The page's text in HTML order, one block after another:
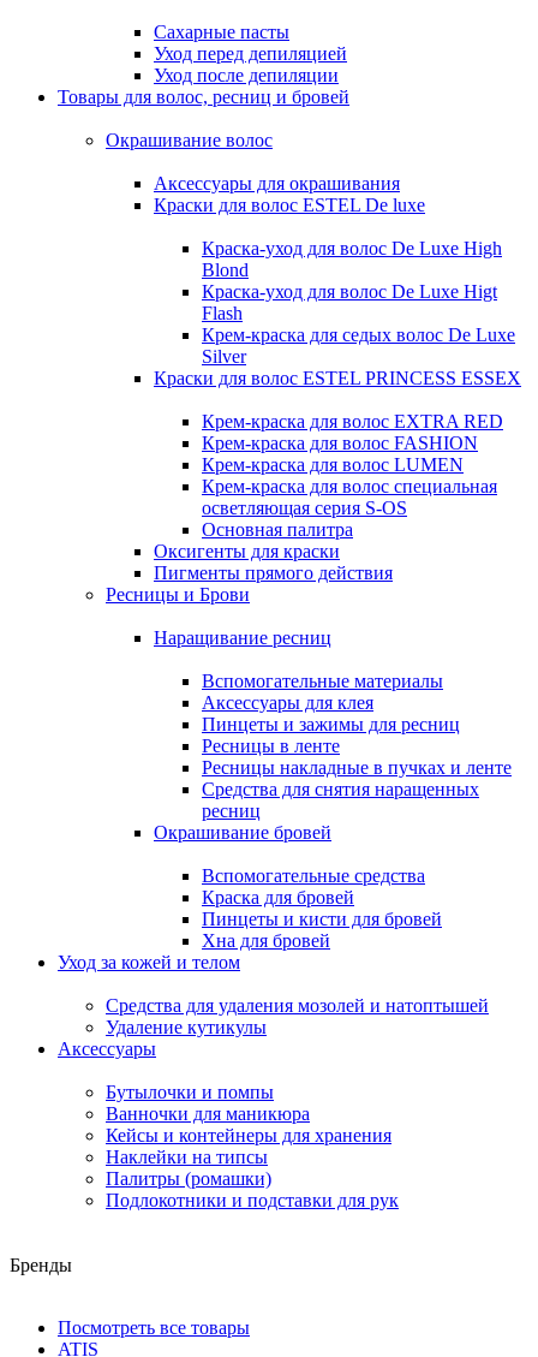
Сахарные пасты
Уход перед депиляцией
Уход после депиляции
Товары для волос, ресниц и бровей
Окрашивание волос
Аксессуары для окрашивания
Краски для волос ESTEL De luxe
Краска-уход для волос De Luxe High
Blond
Краска-уход для волос De Luxe Higt
Flash
Крем-краска для седых волос De Luxe
Silver
Краски для волос ESTEL PRINCESS ESSEX
Крем-краска для волос EXTRA RED
Крем-краска для волос FASHION
Крем-краска для волос LUMEN
Крем-краска для волос специальная
осветляющая серия S-OS
Основная палитра
Оксигенты для краски
Пигменты прямого действия
Ресницы и Брови
Наращивание ресниц
Вспомогательные материалы
Аксессуары для клея
Пинцеты и зажимы для ресниц
Ресницы в ленте
Ресницы накладные в пучках и ленте
Средства для снятия наращенных
ресниц
Окрашивание бровей
Вспомогательные средства
Краска для бровей
Пинцеты и кисти для бровей
Хна для бровей
Уход за кожей и телом
Средства для удаления мозолей и натоптышей
Удаление кутикулы
Аксессуары
Бутылочки и помпы
Ванночки для маникюра
Кейсы и контейнеры для хранения
Наклейки на типсы
Палитры (ромашки)
Подлокотники и подставки для рук
Бренды
Посмотреть все товары
ATIS